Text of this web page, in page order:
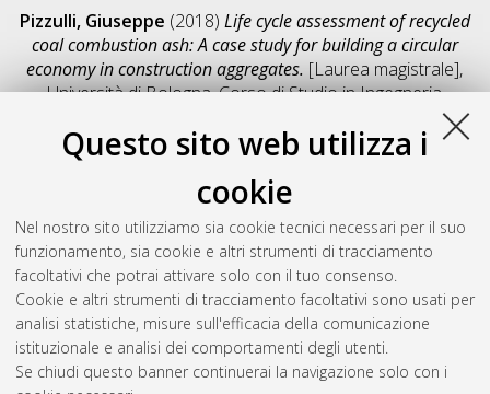
Questo sito web utilizza i
cookie
Nel nostro sito utilizziamo sia cookie tecnici necessari per il suo
funzionamento, sia cookie e altri strumenti di tracciamento
facoltativi che potrai attivare solo con il tuo consenso.
Cookie e altri strumenti di tracciamento facoltativi sono usati per
analisi statistiche, misure sull'efficacia della comunicazione
istituzionale e analisi dei comportamenti degli utenti.
Se chiudi questo banner continuerai la navigazione solo con i
Pizzulli, Giuseppe (2018) Life cycle assessment of recycled
coal combustion ash: A case study for building a circular
economy in construction aggregates. [Laurea magistrale],
Università di Bologna, Corso di Studio inIngegneria
, Documento full-text non disponibile
Salva citazione
Condividi
Il full-text non è disponibile per scelta dell'autore. (
Abstract
Altri metadati
Gestione del documento: